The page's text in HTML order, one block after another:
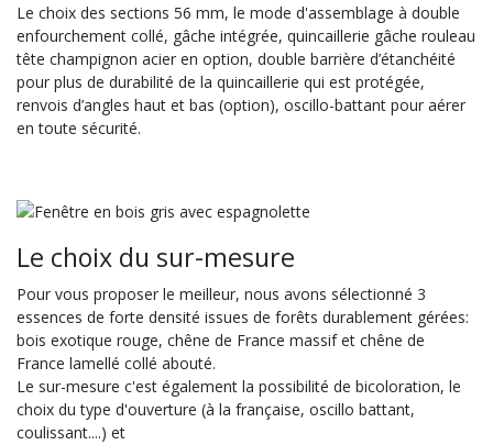
Le choix des sections 56 mm, le mode d'assemblage à double
enfourchement collé, gâche intégrée, quincaillerie gâche rouleau
tête champignon acier en option, double barrière d’étanchéité
pour plus de durabilité de la quincaillerie qui est protégée,
renvois d’angles haut et bas (option), oscillo-battant pour aérer
en toute sécurité.
Le choix du sur-mesure
Pour vous proposer le meilleur, nous avons sélectionné 3
essences de forte densité issues de forêts durablement gérées:
bois exotique rouge, chêne de France massif et chêne de
France lamellé collé abouté.
Le sur-mesure c'est également la possibilité de bicoloration, le
choix du type d'ouverture (à la française, oscillo battant,
coulissant....) et